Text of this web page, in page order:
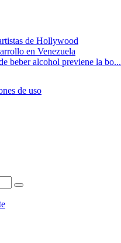
de Hollywood
en Venezuela
beber alcohol previene la bo...
de uso